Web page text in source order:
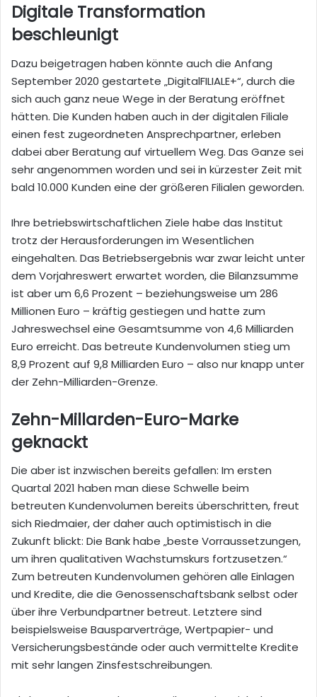
Digitale Transformation
beschleunigt
Dazu beigetragen haben könnte auch die Anfang
September 2020 gestartete „DigitalFILIALE+“, durch die
sich auch ganz neue Wege in der Beratung eröffnet
hätten. Die Kunden haben auch in der digitalen Filiale
einen fest zugeordneten Ansprechpartner, erleben
dabei aber Beratung auf virtuellem Weg. Das Ganze sei
sehr angenommen worden und sei in kürzester Zeit mit
bald 10.000 Kunden eine der größeren Filialen geworden.
Ihre betriebswirtschaftlichen Ziele habe das Institut
trotz der Herausforderungen im Wesentlichen
eingehalten. Das Betriebsergebnis war zwar leicht unter
dem Vorjahreswert erwartet worden, die Bilanzsumme
ist aber um 6,6 Prozent – beziehungsweise um 286
Millionen Euro – kräftig gestiegen und hatte zum
Jahreswechsel eine Gesamtsumme von 4,6 Milliarden
Euro erreicht. Das betreute Kundenvolumen stieg um
8,9 Prozent auf 9,8 Milliarden Euro – also nur knapp unter
der Zehn-Milliarden-Grenze.
Zehn-Millarden-Euro-Marke
geknackt
Die aber ist inzwischen bereits gefallen: Im ersten
Quartal 2021 haben man diese Schwelle beim
betreuten Kundenvolumen bereits überschritten, freut
sich Riedmaier, der daher auch optimistisch in die
Zukunft blickt: Die Bank habe „beste Vorraussetzungen,
um ihren qualitativen Wachstumskurs fortzusetzen.“
Zum betreuten Kundenvolumen gehören alle Einlagen
und Kredite, die die Genossenschaftsbank selbst oder
über ihre Verbundpartner betreut. Letztere sind
beispielsweise Bausparverträge, Wertpapier- und
Versicherungsbestände oder auch vermittelte Kredite
mit sehr langen Zinsfestschreibungen.